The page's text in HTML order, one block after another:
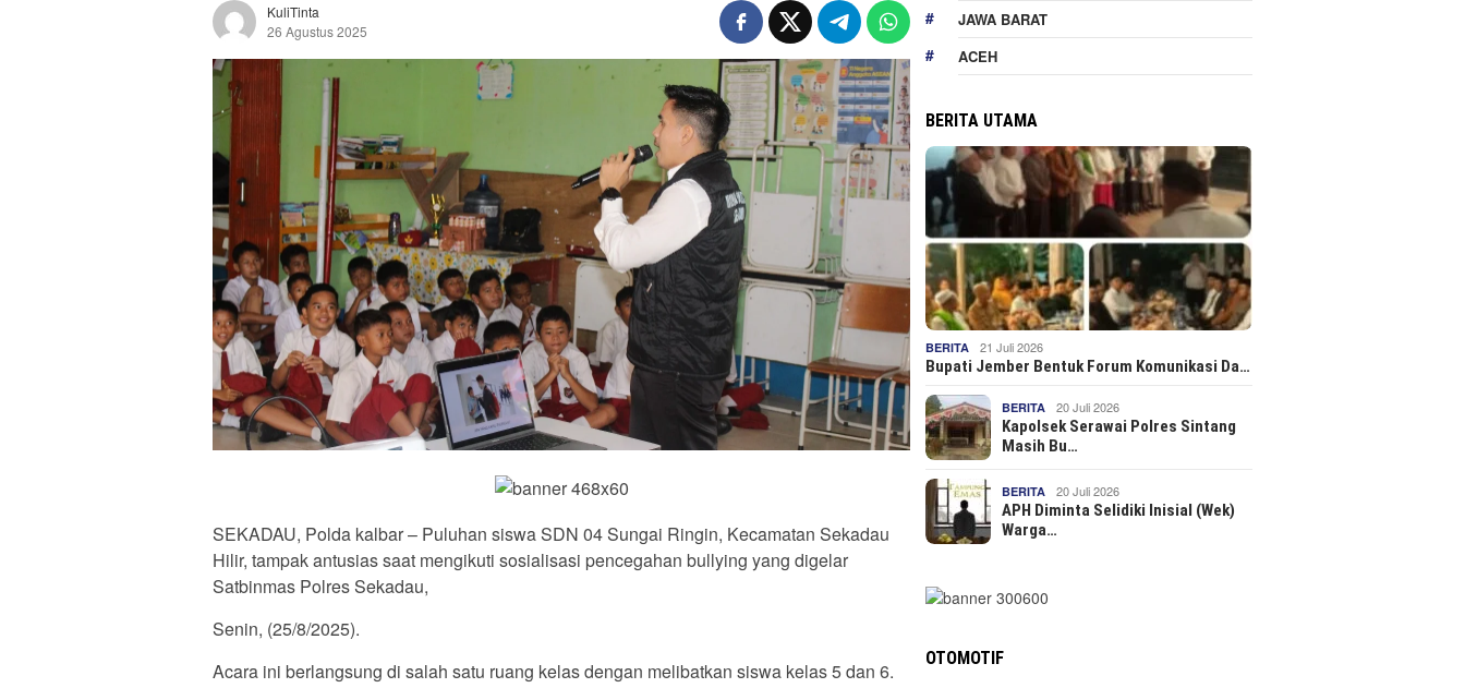
KuliTinta
26 Agustus 2025
SEKADAU, Polda kalbar – Puluhan siswa SDN 04 Sungai Ringin, Kecamatan Sekadau
Hilir, tampak antusias saat mengikuti sosialisasi pencegahan bullying yang digelar
Satbinmas Polres Sekadau,
Senin, (25/8/2025).
Acara ini berlangsung di salah satu ruang kelas dengan melibatkan siswa kelas 5 dan 6.
JAWA BARAT
ACEH
BERITA UTAMA
BERITA 21 Juli 2026
Bupati Jember Bentuk Forum Komunikasi Da…
BERITA 20 Juli 2026
Kapolsek Serawai Polres Sintang
Masih Bu…
BERITA 20 Juli 2026
APH Diminta Selidiki Inisial (Wek)
Warga…
OTOMOTIF